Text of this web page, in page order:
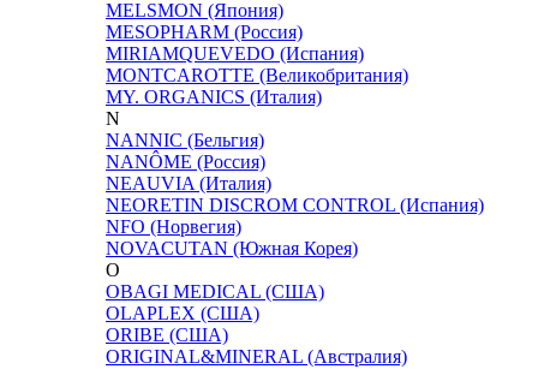
MELSMON (Япония)
MESOPHARM (Россия)
MIRIAMQUEVEDO (Испания)
MONTCAROTTE (Великобритания)
MY. ORGANICS (Италия)
N
NANNIC (Бельгия)
NANÔME (Россия)
NEAUVIA (Италия)
NEORETIN DISCROM CONTROL (Испания)
NFO (Норвегия)
NOVACUTAN (Южная Корея)
O
OBAGI MEDICAL (США)
OLAPLEX (США)
ORIBE (США)
ORIGINAL&MINERAL (Австралия)